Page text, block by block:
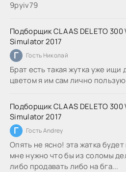
9руіv79
Подборщик CLAAS DELETO 300
Simulator 2017
Г Гость Николай
Брат есть такая жутка уже
цветом я им сам лично
Подборщик CLAAS DELETO 300
Simulator 2017
Г Гость Andrey
Опять не ясно! эта жатка
мне нужно что бы из соломы
либо продавать либо на бга...